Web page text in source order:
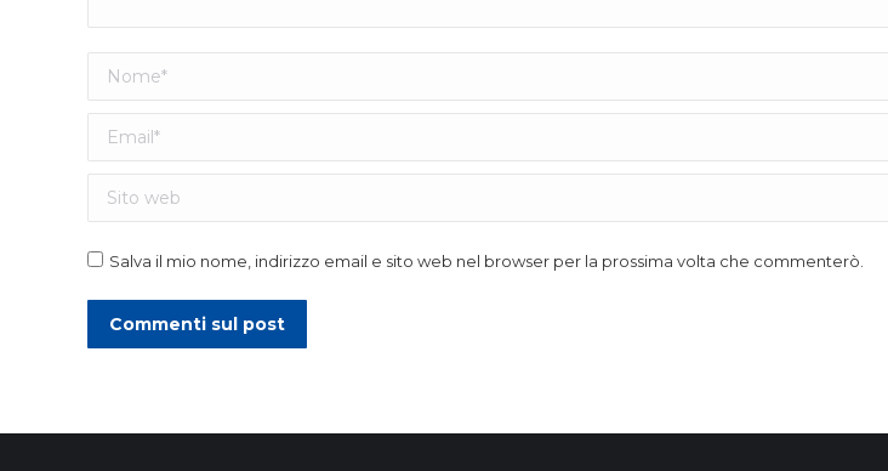
Nome *
Email *
Sito web
Salva il mio nome, indirizzo email e sito web nel browser per la prossima volta che commenterò.
Commenti sul post